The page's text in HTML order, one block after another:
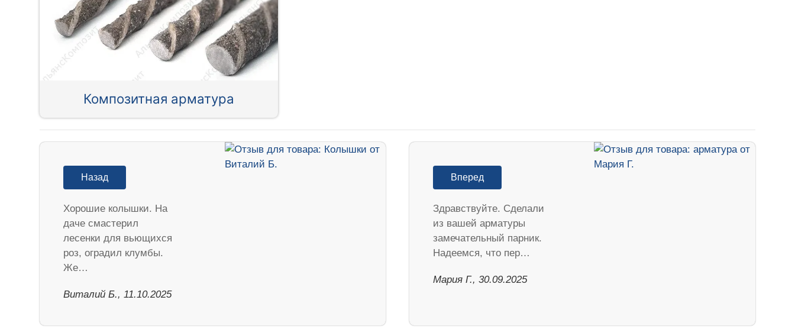
Композитная арматура
Назад
Хорошие колышки. На
даче смастерил
лесенки для вьющихся
роз, оградил клумбы.
Же…
Виталий Б., 11.10.2025
Вперед
Здравствуйте. Сделали
из вашей арматуры
замечательный парник.
Надеемся, что пер…
Мария Г., 30.09.2025